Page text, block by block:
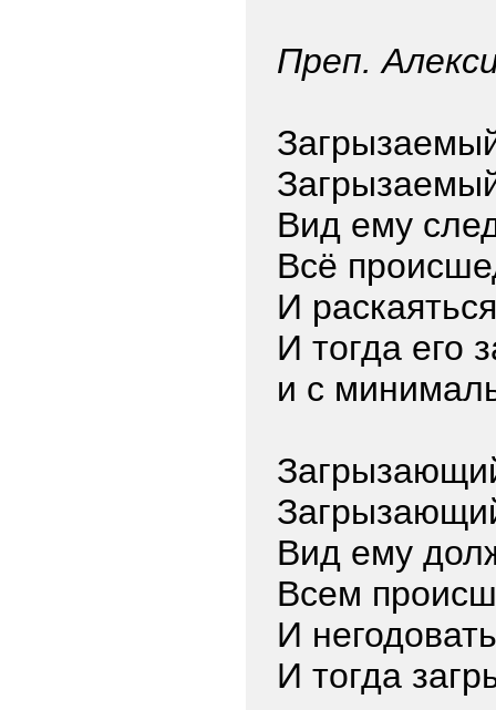
Преп.
Вид ему
Всё
И
И тогда его
и с
Вид ему
Всем
И
И тогда